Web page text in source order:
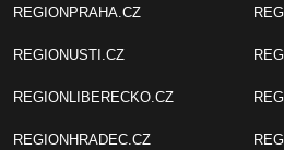
REGIONPRAHA.CZ
REGIONUSTI.CZ
REGIONLIBERECKO.CZ
REGIONHRADEC.CZ